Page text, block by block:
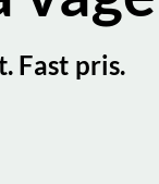
Fast pris.